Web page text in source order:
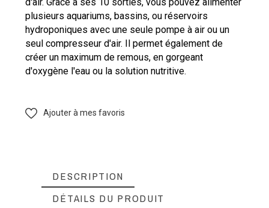
plusieurs aquariums, bassins, ou réservoirs
hydroponiques avec une seule pompe à air ou un
seul compresseur d'air. Il permet également de
créer un maximum de remous, en gorgeant
d'oxygène l'eau ou la solution nutritive.
Ajouter à mes favoris
DESCRIPTION
DÉTAILS DU PRODUIT